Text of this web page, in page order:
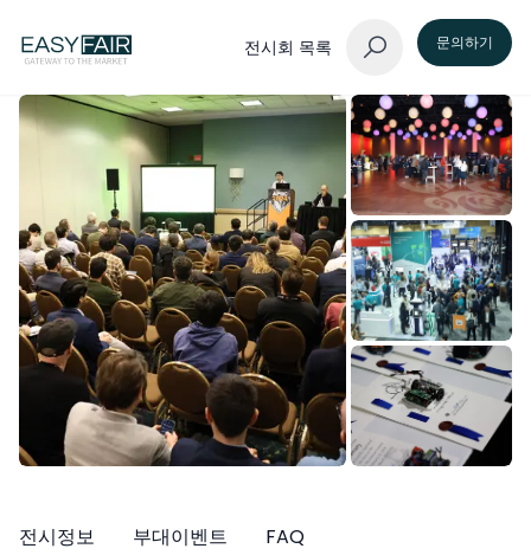
전시회 목록 문의하기
전시정보 부대이벤트 FAQ